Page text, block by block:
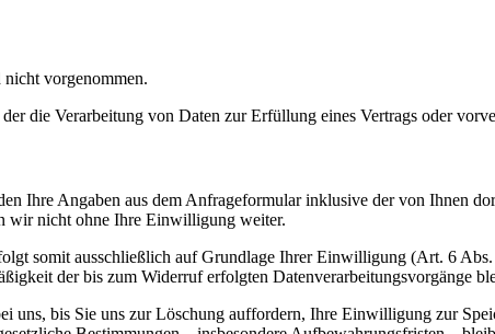
vorgenommen.
die Verarbeitung von Daten zur Erfüllung eines Vertrags oder
Ihre Angaben aus dem Anfrageformular inklusive der von Ihnen
wir nicht ohne Ihre Einwilligung weiter.
somit ausschließlich auf Grundlage Ihrer Einwilligung (Art. 6
der bis zum Widerruf erfolgten Datenverarbeitungsvorgänge
uns, bis Sie uns zur Löschung auffordern, Ihre Einwilligung zur